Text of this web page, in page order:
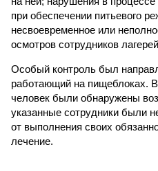
при обеспечении питьевого
несвоевременное или
осмотров сотрудников
Особый контроль был
работающий на пищеблоках.
человек были обнаружены
указанные сотрудники были
от выполнения своих
лечение.